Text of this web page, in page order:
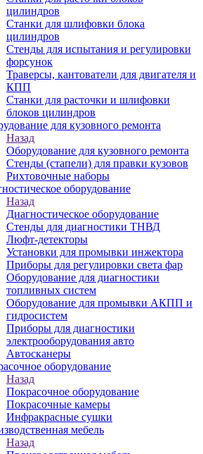
цилиндров
Станки для шлифовки блока
цилиндров
Стенды для испытания и регулировки
форсунок
Траверсы, кантователи для двигателя и
КПП
Станки для расточки и шлифовки
блоков цилиндров
для кузовного ремонта
Назад
Оборудование для кузовного ремонта
Стенды (стапели) для правки кузовов
Рихтовочные наборы
оборудование
Назад
Диагностическое оборудование
Стенды для диагностики ТНВД
Люфт-детекторы
Установки для промывки инжектора
Приборы для регулировки света фар
Оборудование для диагностики
топливных систем
Оборудование для промывки АКПП и
гидросистем
Приборы для диагностики
электрооборудования авто
Автосканеры
оборудование
Назад
Покрасочное оборудование
Покрасочные камеры
Инфракрасные сушки
мебель
Назад